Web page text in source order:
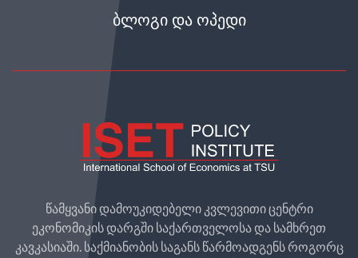
ᲑᲚᲝᲒᲘ ᲓᲐ ᲝᲞᲔᲓᲘ
წამყვანი დამოუკიდებელი კვლევითი ცენტრი
ეკონომიკის დარგში საქართველოსა და სამხრეთ
კავკასიაში. საქმიანობის საგანს წარმოადგენს როგორც